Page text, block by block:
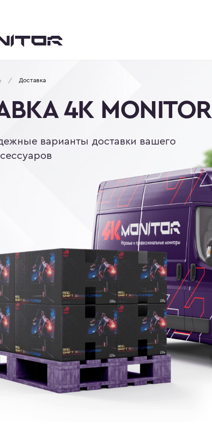
/ Доставка
4К MONITOR
варианты доставки вашего